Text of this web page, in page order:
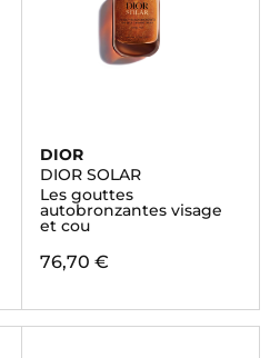
DIOR
DIOR SOLAR
Les gouttes
autobronzantes visage
et cou
76,70 €